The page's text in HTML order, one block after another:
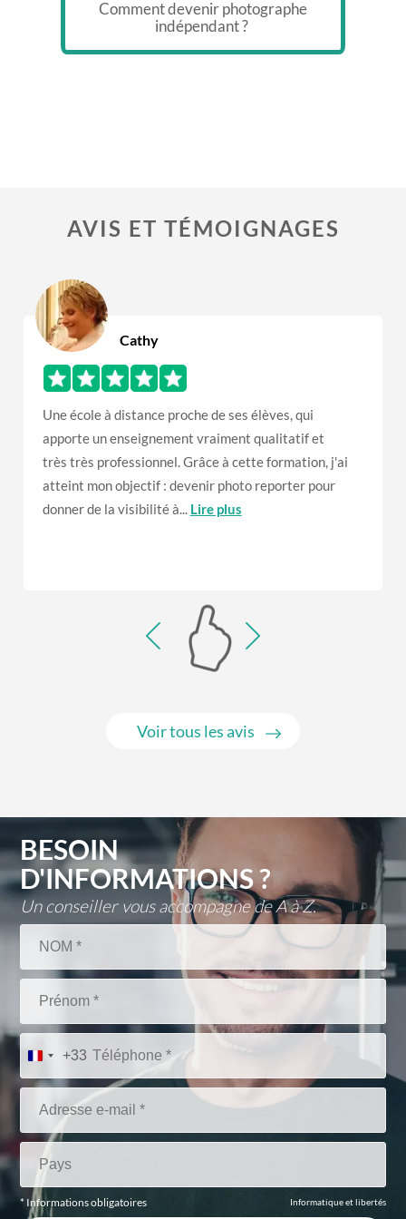
Comment devenir photographe
indépendant ?
AVIS ET TÉMOIGNAGES
Cathy
Une école à distance proche de ses élèves, qui
apporte un enseignement vraiment qualitatif et
très très professionnel. Grâce à cette formation, j'ai
atteint mon objectif : devenir photo reporter pour
donner de la visibilité à... Lire plus
Voir tous les avis
BESOIN
D'INFORMATIONS ?
Un conseiller vous accompagne de A à Z.
+33
* Informations obligatoires Informatique et libertés